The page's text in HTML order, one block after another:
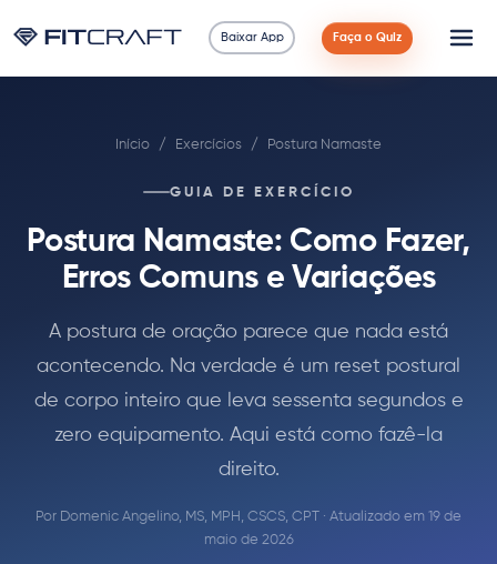
Baixar App Faça o Quiz
90 Dias
Exercícios
Blog
Calculadoras
Início / Exercícios / Postura Namaste
GUIA DE EXERCÍCIO
Postura Namaste: Como Fazer,
Erros Comuns e Variações
A postura de oração parece que nada está
acontecendo. Na verdade é um reset postural
de corpo inteiro que leva sessenta segundos e
zero equipamento. Aqui está como fazê-la
direito.
Por Domenic Angelino, MS, MPH, CSCS, CPT · Atualizado em 19 de
maio de 2026